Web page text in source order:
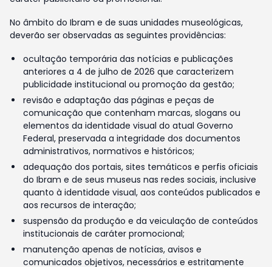
No âmbito do Ibram e de suas unidades museológicas,
deverão ser observadas as seguintes providências:
ocultação temporária das notícias e publicações
anteriores a 4 de julho de 2026 que caracterizem
publicidade institucional ou promoção da gestão;
revisão e adaptação das páginas e peças de
comunicação que contenham marcas, slogans ou
elementos da identidade visual do atual Governo
Federal, preservada a integridade dos documentos
administrativos, normativos e históricos;
adequação dos portais, sites temáticos e perfis oficiais
do Ibram e de seus museus nas redes sociais, inclusive
quanto à identidade visual, aos conteúdos publicados e
aos recursos de interação;
suspensão da produção e da veiculação de conteúdos
institucionais de caráter promocional;
manutenção apenas de notícias, avisos e
comunicados objetivos, necessários e estritamente